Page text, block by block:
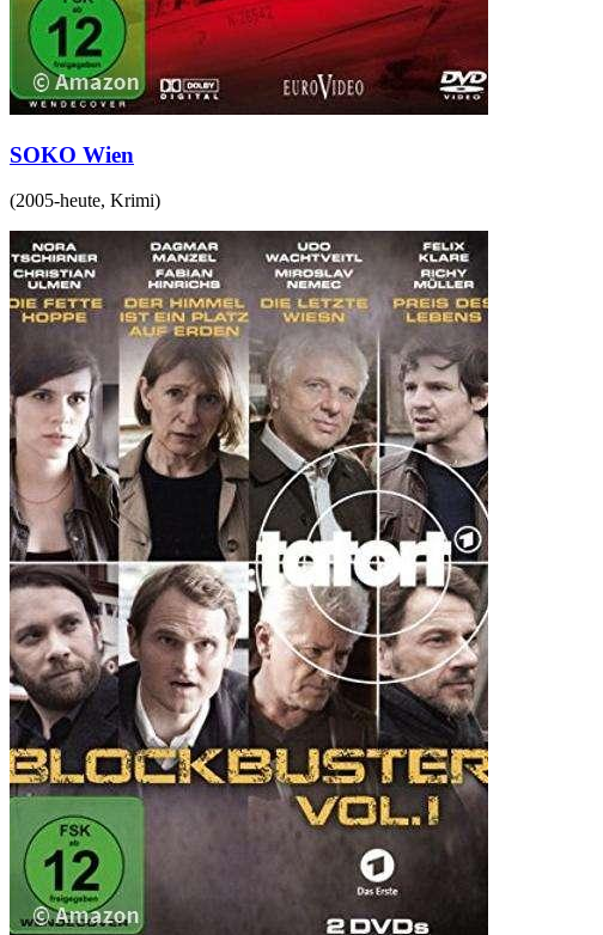
SOKO Wien
(2005-heute, Krimi)